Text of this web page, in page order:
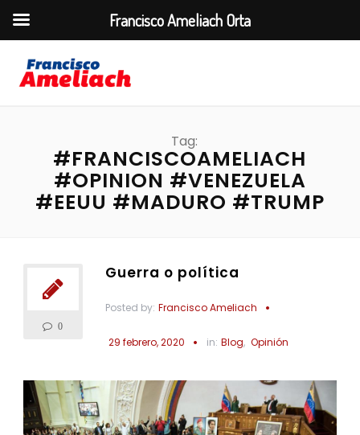
Tag:
#FRANCISCOAMELIACH
#OPINION #VENEZUELA
#EEUU #MADURO #TRUMP
0
Guerra o política
Posted by: Francisco Ameliach
29 febrero, 2020 in: Blog, Opinión
Francisco Ameliach Orta